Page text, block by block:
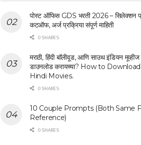
पोस्ट ऑफिस GDS भरती 2026 – सिलेक्शन
कटऑफ, अर्ज प्रक्रिया संपूर्ण माहिती
0 SHARES
मराठी, हिंदी बॉलीवूड, आणि साउथ इंडियन
डाउनलोड करायच्या? How to
Hindi Movies.
0 SHARES
10 Couple Prompts (Both Same
Reference)
0 SHARES